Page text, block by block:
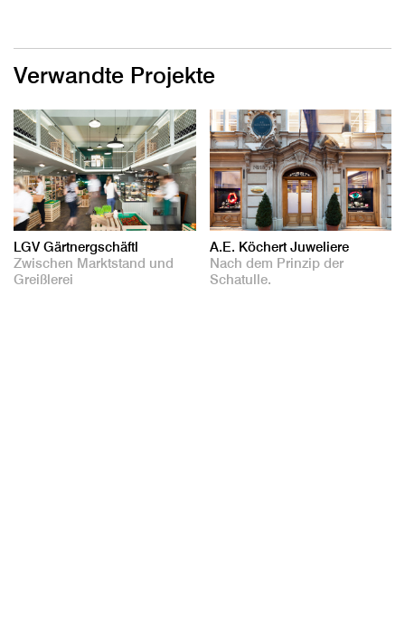
Verwandte Projekte
LGV Gärtnergschäftl
Zwischen Marktstand und
Greißlerei
A.E. Köchert Juweliere
Nach dem Prinzip der
Schatulle.